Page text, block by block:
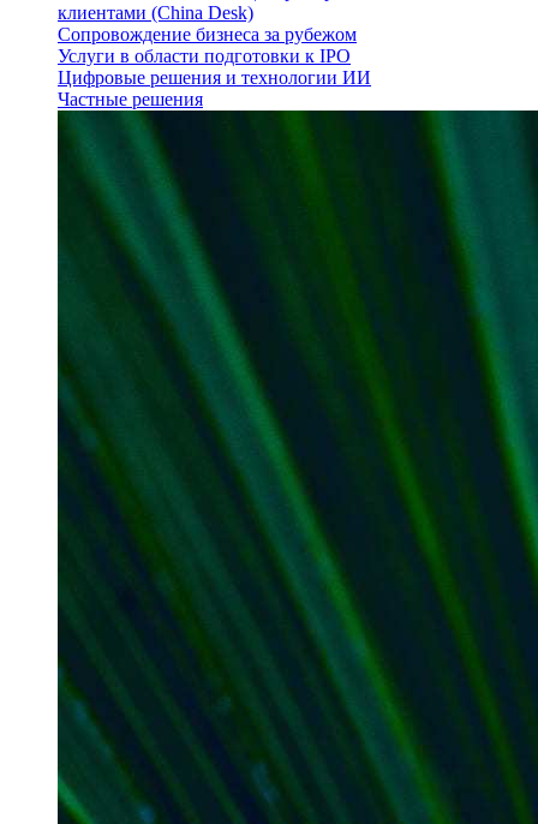
клиентами (China Desk)
Сопровождение бизнеса за рубежом
Услуги в области подготовки к IPO
Цифровые решения и технологии ИИ
Частные решения